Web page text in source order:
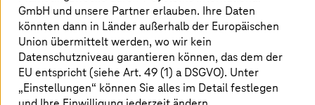
wurden für eine andere Bedrohungslage konzipiert. Sie
sind perimeterorientiert, reaktiv und stark regelbasiert.
Einzelne Schutzmechanismen wie Firewalls,
Signaturerkennung und gezielte Überprüfungen reichten
lange Zeit aus, um bekannte Angriffsmuster abzuwehren.
Heute ist die Bedrohungslage allerdings dynamischer.
GmbH und unsere Partner erlauben. Ihre Daten
könnten dann in Länder außerhalb der Europäischen
Union übermittelt werden, wo wir kein
Datenschutzniveau garantieren können, das dem der
EU entspricht (siehe Art. 49 (1) a DSGVO). Unter
„Einstellungen“ können Sie alles im Detail festlegen